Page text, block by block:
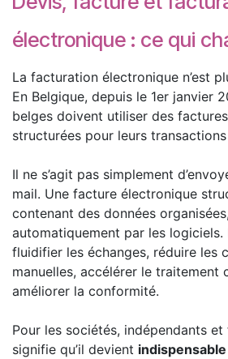
électronique : ce qui
La facturation électronique n’est
En Belgique, depuis le 1er janvier
belges doivent utiliser des
structurées pour leurs
Il ne s’agit pas simplement
mail. Une facture électronique
contenant des données
automatiquement par les logiciels.
fluidifier les échanges, réduire les
manuelles, accélérer le traitement
améliorer la conformité.
Pour les sociétés, indépendants
signifie qu’il devient